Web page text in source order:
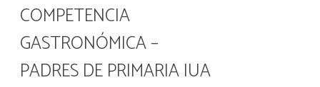
COMPETENCIA
GASTRONÓMICA –
PADRES DE PRIMARIA IUA